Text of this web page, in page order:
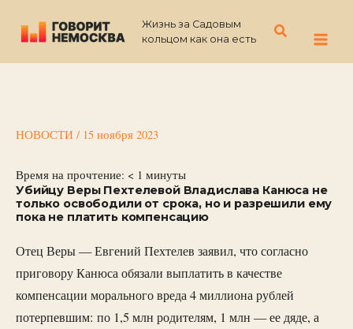
содержимому
Жизнь за Садовым
кольцом как она есть
Поиск
НОВОСТИ / 15 ноября 2023
Время на прочтение: < 1 минуты
Убийцу Веры Пехтелевой Владислава Канюса не
только освободили от срока, но и разрешили ему
пока не платить компенсацию
Отец Веры — Евгений Пехтелев заявил, что согласно
приговору Канюса обязали выплатить в качестве
компенсации морального вреда 4 миллиона рублей
потерпевшим: по 1,5 млн родителям, 1 млн — ее дяде, а